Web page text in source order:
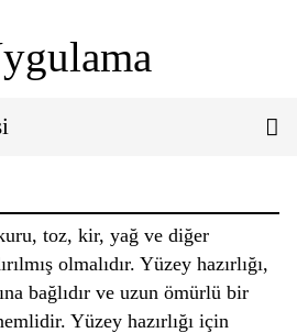
toz, kir, yağ ve diğer
olmalıdır. Yüzey hazırlığı,
bağlıdır ve uzun ömürlü bir
Yüzey hazırlığı için